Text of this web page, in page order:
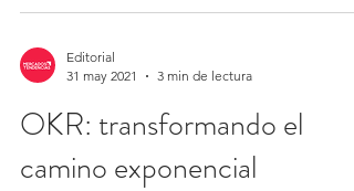
Editorial
31 may 2021
3 min de lectura
OKR: transformando el
camino exponencial